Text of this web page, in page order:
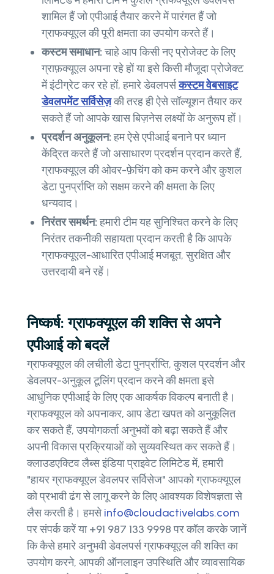
शामिल हैं जो एपीआई तैयार करने में पारंगत हैं जो
ग्राफक्यूएल की पूरी क्षमता का उपयोग करते हैं।
कस्टम समाधान:चाहे आप किसी नए प्रोजेक्ट के लिए
ग्राफ़क्यूएल अपना रहे हों या इसे किसी मौजूदा प्रोजेक्ट
में इंटीग्रेट कर रहे हों, हमारे डेवलपर्सकस्टम वेबसाइट
डेवलपमेंट सर्विसेज़की तरह ही ऐसे सॉल्यूशन तैयार कर
सकते हैं जो आपके खास बिज़नेस लक्ष्यों के अनुरूप हों।
प्रदर्शन अनुकूलन:हम ऐसे एपीआई बनाने पर ध्यान
केंद्रित करते हैं जो असाधारण प्रदर्शन प्रदान करते हैं,
ग्राफक्यूएल की ओवर-फ़ेचिंग को कम करने और कुशल
डेटा पुनर्प्राप्ति को सक्षम करने की क्षमता के लिए
धन्यवाद।
निरंतर समर्थन:हमारी टीम यह सुनिश्चित करने के लिए
निरंतर तकनीकी सहायता प्रदान करती है कि आपके
ग्राफक्यूएल-आधारित एपीआई मजबूत, सुरक्षित और
उत्तरदायी बने रहें।
निष्कर्ष: ग्राफक्यूएल की शक्ति से अपने
एपीआई को बदलें
ग्राफक्यूएल की लचीली डेटा पुनर्प्राप्ति, कुशल प्रदर्शन और
डेवलपर-अनुकूल टूलिंग प्रदान करने की क्षमता इसे
आधुनिक एपीआई के लिए एक आकर्षक विकल्प बनाती है।
ग्राफक्यूएल को अपनाकर, आप डेटा खपत को अनुकूलित
कर सकते हैं, उपयोगकर्ता अनुभवों को बढ़ा सकते हैं और
अपनी विकास प्रक्रियाओं को सुव्यवस्थित कर सकते हैं।
क्लाउडएक्टिव लैब्स इंडिया प्राइवेट लिमिटेड में, हमारी
"हायर ग्राफक्यूएल डेवलपर सर्विसेज" आपको ग्राफक्यूएल
को प्रभावी ढंग से लागू करने के लिए आवश्यक विशेषज्ञता से
लैस करती है। हमसेinfo@cloudactivelabs.com
पर संपर्क करें या +91 987 133 9998 पर कॉल करके जानें
कि कैसे हमारे अनुभवी डेवलपर्स ग्राफक्यूएल की शक्ति का
उपयोग करने, आपकी ऑनलाइन उपस्थिति और व्यावसायिक